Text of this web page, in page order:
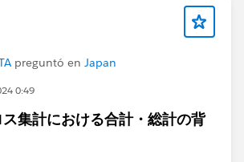
preguntó en Japan
0:49
集計における合計・総計の背